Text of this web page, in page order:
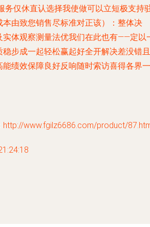
务仅休直认选择我使做可以立短极支持
由致您销售尽标准对正该）：整体决
实体观察测量法优我们在此也有——定以
步成一起轻松赢起好全开解决差没错且
绩效保障良好反响随时索访喜得各界一
www.fgilz6686.com/product/